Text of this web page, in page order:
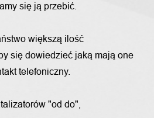
się ją przebić.
większą ilość
się dowiedzieć jaką mają one
telefoniczny.
"od do",